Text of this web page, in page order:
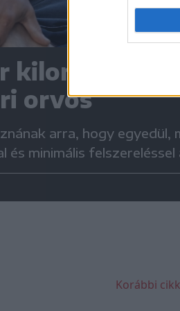
kilométert
orvos
arra, hogy egyedül,
és minimális
Korábbi